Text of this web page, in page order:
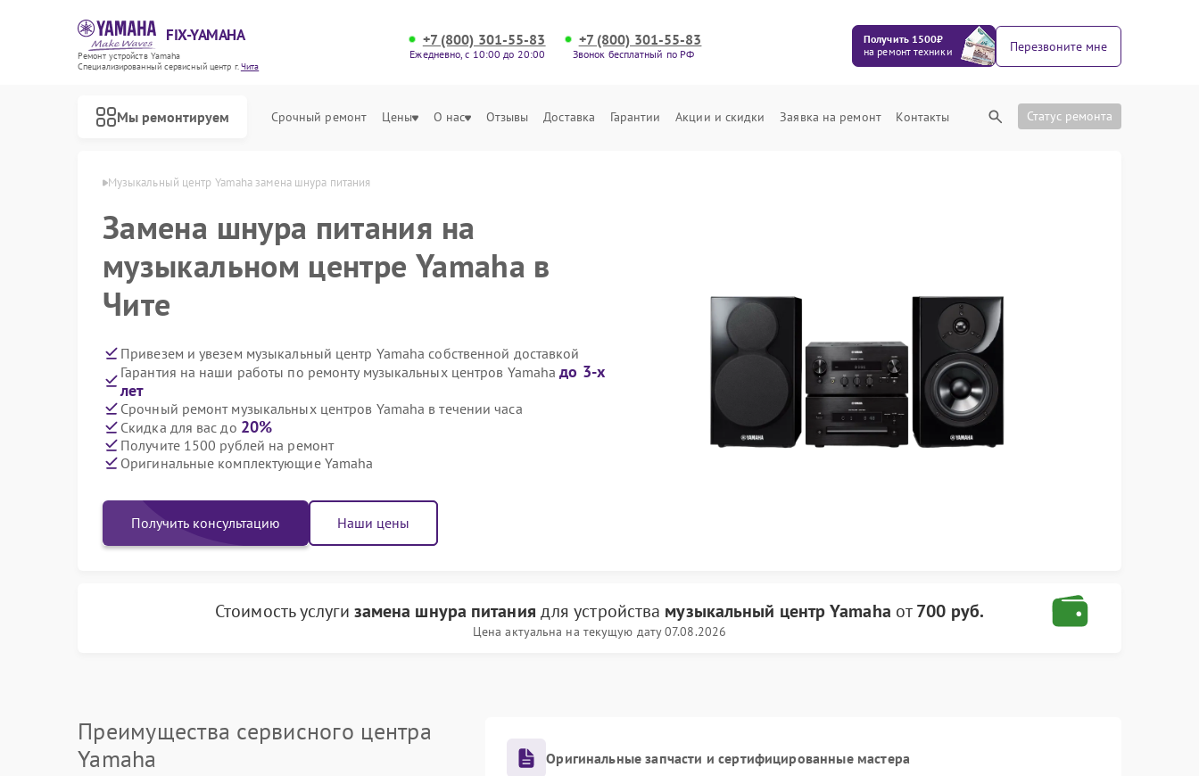
FIX-YAMAHA
Ремонт устройств Yamaha
Специализированный cервисный центр г.Чита
+7 (800) 301-55-83
Ежедневно, с 10:00 до 20:00
+7 (800) 301-55-83
Звонок бесплатный по РФ
Получить 1500₽
на ремонт техники
Перезвоните мне
Мы ремонтируем Срочный ремонт Цены О нас Отзывы Доставка Гарантии Акции и скидки Заявка на ремонт Контакты Статус ремонта
Музыкальный центр Yamaha замена шнура питания
Замена шнура питания на
музыкальном центре Yamaha в
Чите
Привезем и увезем музыкальный центр Yamaha собственной доставкой
Гарантия на наши работы по ремонту музыкальных центров Yamahaдо 3-х
лет
Срочный ремонт музыкальных центров Yamaha в течении часа
Скидка для вас до 20%
Получите 1500 рублей на ремонт
Оригинальные комплектующие Yamaha
Получить консультацию Наши цены
Стоимость услуги замена шнура питания для устройства музыкальный центр Yamaha от700 руб.
Цена актуальна на текущую дату 07.08.2026
Преимущества сервисного центра
Yamaha
Оригинальные запчасти и сертифицированные мастера